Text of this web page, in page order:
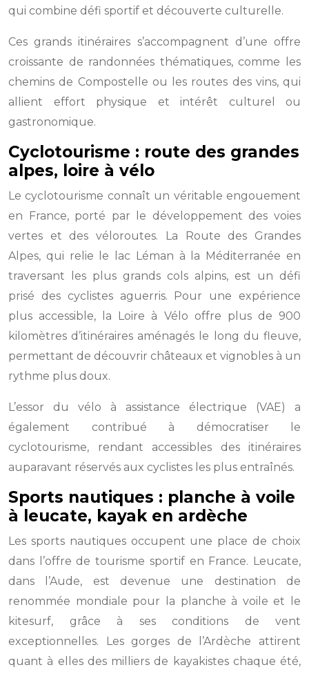
qui combine défi sportif et découverte culturelle.
Ces grands itinéraires s’accompagnent d’une offre
croissante de randonnées thématiques, comme les
chemins de Compostelle ou les routes des vins, qui
allient effort physique et intérêt culturel ou
gastronomique.
Cyclotourisme : route des grandes
alpes, loire à vélo
Le cyclotourisme connaît un véritable engouement
en France, porté par le développement des voies
vertes et des véloroutes. La Route des Grandes
Alpes, qui relie le lac Léman à la Méditerranée en
traversant les plus grands cols alpins, est un défi
prisé des cyclistes aguerris. Pour une expérience
plus accessible, la Loire à Vélo offre plus de 900
kilomètres d’itinéraires aménagés le long du fleuve,
permettant de découvrir châteaux et vignobles à un
rythme plus doux.
L’essor du vélo à assistance électrique (VAE) a
également contribué à démocratiser le
cyclotourisme, rendant accessibles des itinéraires
auparavant réservés aux cyclistes les plus entraînés.
Sports nautiques : planche à voile
à leucate, kayak en ardèche
Les sports nautiques occupent une place de choix
dans l’offre de tourisme sportif en France. Leucate,
dans l’Aude, est devenue une destination de
renommée mondiale pour la planche à voile et le
kitesurf, grâce à ses conditions de vent
exceptionnelles. Les gorges de l’Ardèche attirent
quant à elles des milliers de kayakistes chaque été,